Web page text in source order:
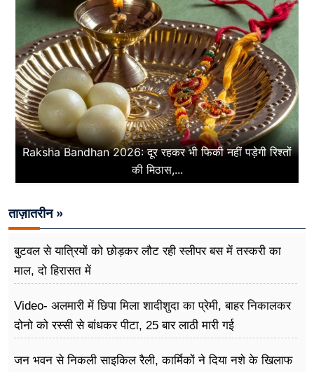
Raksha Bandhan 2026: दूर रहकर भी फिकी नहीं पड़ेगी रिश्तों
की मिठास,...
ताज़ातरीन »
बुटवल से यात्रियों को छोड़कर लौट रही स्लीपर बस में तस्करी का
माल, दो हिरासत में
Video- अलमारी में छिपा मिला शादीशुदा का प्रेमी, बाहर निकालकर
दोनो को रस्सी से बांधकर पीटा, 25 बार लाठी मारी गई
जन भवन से निकली साइकिल रैली, कार्मिकों ने दिया नशे के खिलाफ